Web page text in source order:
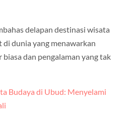
delapan destinasi wisata
dunia yang menawarkan
biasa dan pengalaman yang tak
Budaya di Ubud: Menyelami